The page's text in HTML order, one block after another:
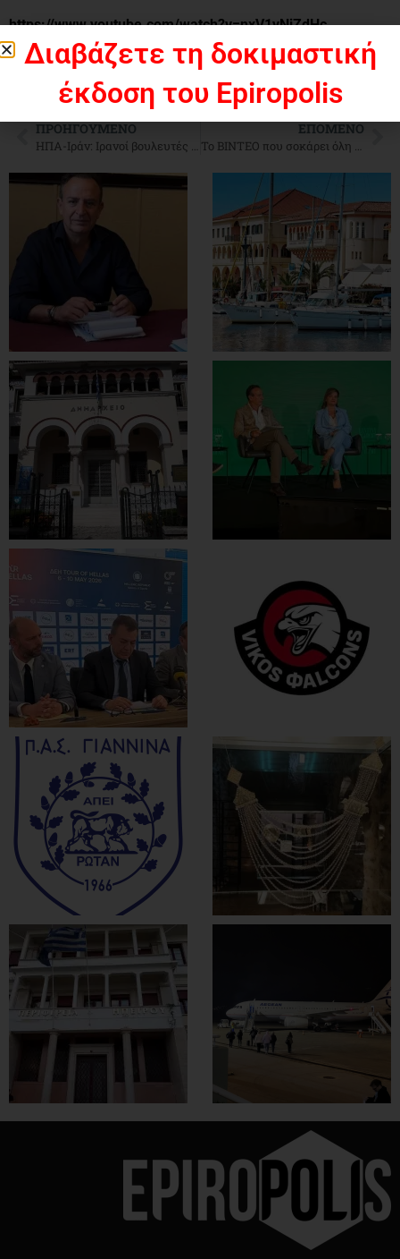
https://www.youtube.com/watch?v=nxV1yNjZdHc
ΠΡΟΗΓΟΎΜΕΝΟ ΕΠΌΜΕΝΟ
Διαβάζετε τη δοκιμαστική
έκδοση του Epiropolis